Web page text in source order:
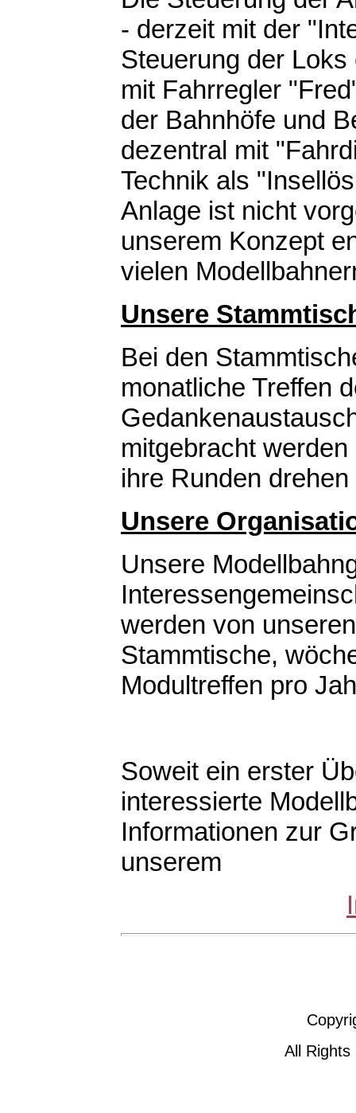
- derzeit mit der
Steuerung der
mit Fahrregler
der Bahnhöfe und
dezentral mit
Technik als
Anlage ist nicht
unserem Konzept
vielen
Unsere
Bei den
monatliche Treffen
mitgebracht
ihre Runden
Unsere
Unsere
werden von
Stammtische,
Modultreffen pro
Soweit ein erster
interessierte
Informationen zur
unserem
All Rights